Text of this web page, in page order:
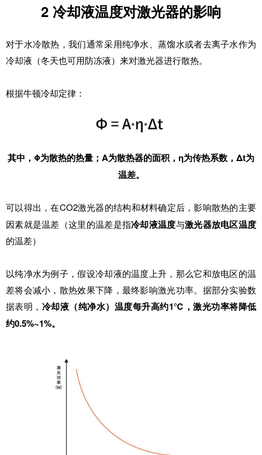
2 冷却液温度对激光器的影响
对于水冷散热，我们通常采用纯净水、蒸馏水或者去离子水作为
冷却液（冬天也可用防冻液）来对激光器进行散热。
根据牛顿冷却定律：
其中， Φ为散热的热量；A为散热器的面积，η为传热系数，Δt为
温差。
可以得出，在CO2激光器的结构和材料确定后，影响散热的主要
因素就是温差（这里的温差是指冷却液温度与激光器放电区温度
的温差）
以纯净水为例子，假设冷却液的温度上升，那么它和放电区的温
差将会减小，散热效果下降，最终影响激光功率。据部分实验数
据表明， 冷却液（纯净水）温度每升高约1℃，激光功率将降低
约0.5%~1%。